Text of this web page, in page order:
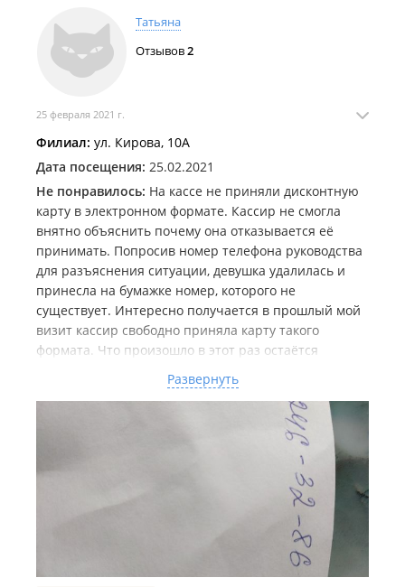
Татьяна
Отзывов2
25 февраля 2021 г.
Филиал: ул. Кирова, 10А
Дата посещения: 25.02.2021
Не понравилось: На кассе не приняли дисконтную
карту в электронном формате. Кассир не смогла
внятно объяснить почему она отказывается её
принимать. Попросив номер телефона руководства
для разъяснения ситуации, девушка удалилась и
принесла на бумажке номер, которого не
существует. Интересно получается в прошлый мой
визит кассир свободно приняла карту такого
формата. Что произошло в этот раз остаётся
нет желания возвращаться в этот магазин. Надеюсь
руководство увидит этот отзыв и примет меры. Фото
Развернуть